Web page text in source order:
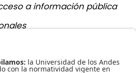
a información pública